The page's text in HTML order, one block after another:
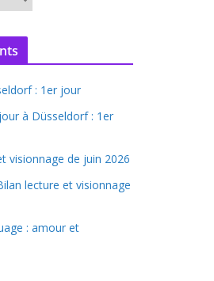
: 1er jour
à Düsseldorf : 1er
visionnage de juin 2026
lecture et visionnage
: amour et